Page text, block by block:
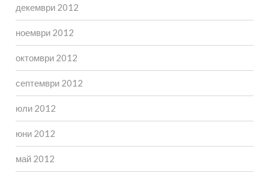
декември 2012
ноември 2012
октомври 2012
септември 2012
юли 2012
юни 2012
май 2012